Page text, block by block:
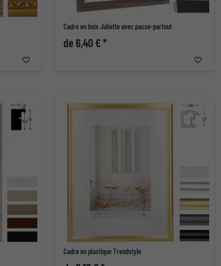
Cadre en bois Juliette avec passe-partout
de 6,40 € *
Cadre en plastique Trendstyle